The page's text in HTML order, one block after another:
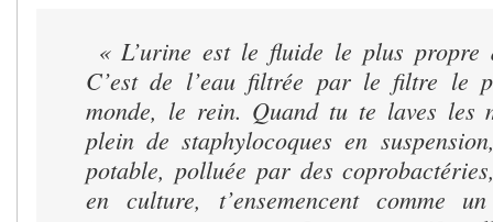
« L’urine est le fluide le plus propre
C’est de l’eau filtrée par le filtre le
monde, le rein. Quand tu te laves les
plein de staphylocoques en
potable, polluée par des
en culture, t’ensemencent comme